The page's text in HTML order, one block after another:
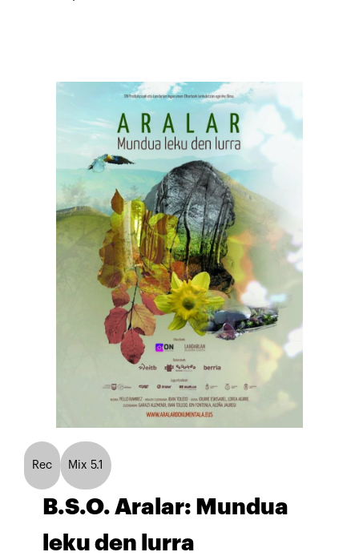
Rec Mix 5.1
B.S.O. Aralar: Mundua
leku den lurra